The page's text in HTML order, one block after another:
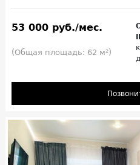
53 000 руб./мес.
(Общая площадь: 62 м²)